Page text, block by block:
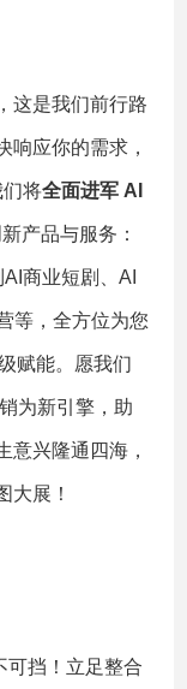
这是我们前行路
响应你的需求，
将全面进军 AI
产品与服务：
商业短剧、AI
等，全方位为您
赋能。愿我们
为新引擎，助
意兴隆通四海，
大展！
可挡！立足整合